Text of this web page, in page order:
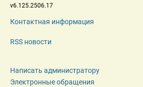
v6.125.2506.17
Контактная информация
RSS новости
Написать администратору
Электронные обращения